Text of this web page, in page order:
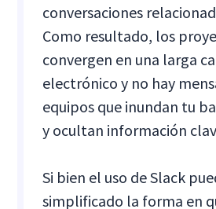
conversaciones
Como resultado, los
convergen en una larga
electrónico y no hay
equipos que inundan tu
y ocultan información
Si bien el uso de Slack
simplificado la forma en